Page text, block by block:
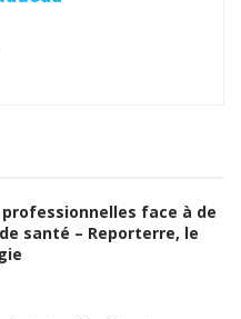
professionnelles face à de
santé – Reporterre, le